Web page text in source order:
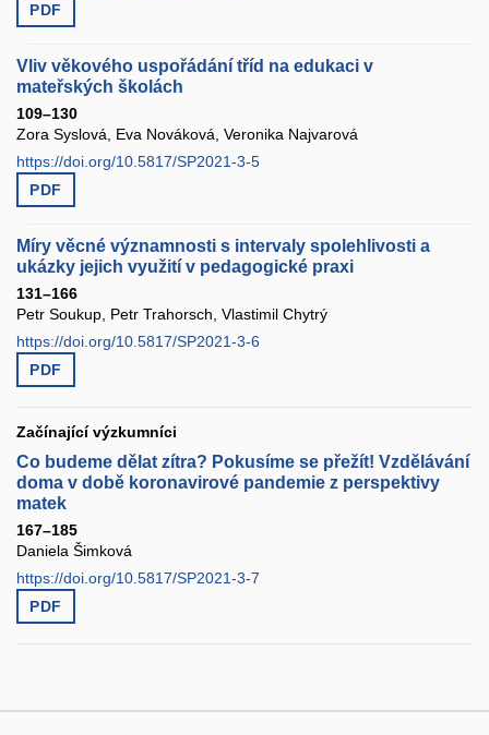
PDF
Vliv věkového uspořádání tříd na edukaci v
mateřských školách
109–130
Zora Syslová, Eva Nováková, Veronika Najvarová
https://doi.org/10.5817/SP2021-3-5
PDF
Míry věcné významnosti s intervaly spolehlivosti a
ukázky jejich využití v pedagogické praxi
131–166
Petr Soukup, Petr Trahorsch, Vlastimil Chytrý
https://doi.org/10.5817/SP2021-3-6
PDF
Začínající výzkumníci
Co budeme dělat zítra? Pokusíme se přežít! Vzdělávání
doma v době koronavirové pandemie z perspektivy
matek
167–185
Daniela Šimková
https://doi.org/10.5817/SP2021-3-7
PDF